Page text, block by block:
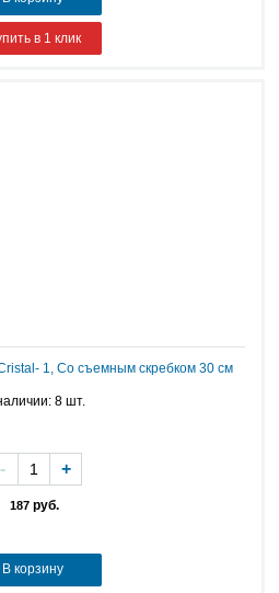
в 1 клик
1, Со съемным скребком 30 см
8 шт.
187руб.
- +
В корзину